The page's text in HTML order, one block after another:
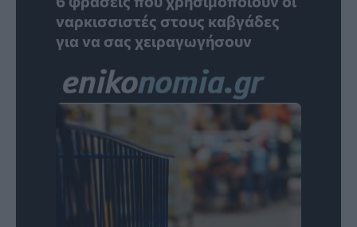
ναρκισσιστές στους καβγάδες
για να σας χειραγωγήσουν